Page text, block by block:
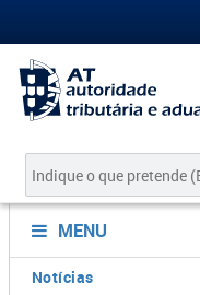
MENU
Notícias